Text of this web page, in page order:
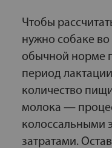
Чтобы
нужно собаке
обычной норме
период
количество
молока —
колоссальными
затратами.